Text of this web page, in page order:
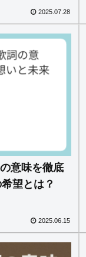
2025.07.28
意味を徹底
望とは？
2025.06.15